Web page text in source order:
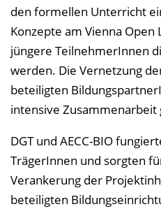
den formellen Unterricht
Konzepte am Vienna
jüngere TeilnehmerInnen
werden. Die Vernetzung
beteiligten
intensive
DGT und AECC-BIO
TrägerInnen und sorgten
Verankerung der
beteiligten